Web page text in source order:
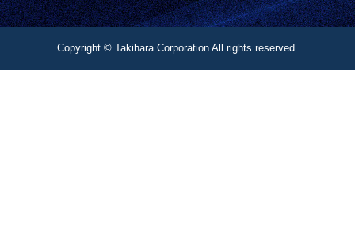
Copyright © Takihara Corporation All rights reserved.